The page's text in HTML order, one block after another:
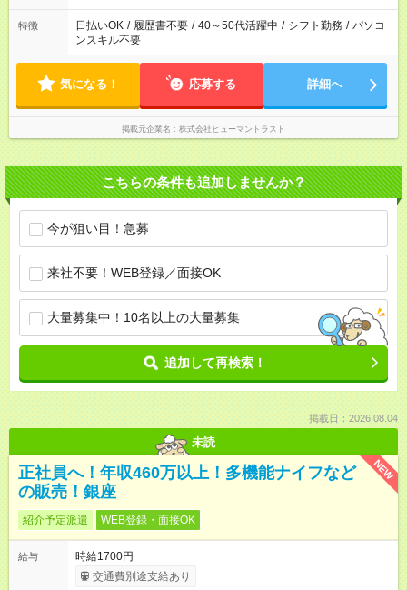
特徴 日払いOK / 履歴書不要 / 40～50代活躍中 / シフト勤務 / パソコ
ンスキル不要
気になる！ 応募する 詳細へ
掲載元企業名 株式会社ヒューマントラスト
こちらの条件も追加しませんか？
今が狙い目！急募
来社不要！WEB登録／面接OK
大量募集中！10名以上の大量募集
追加して再検索！
掲載日：2026.08.04
未読
NEW
正社員へ！年収460万以上！多機能ナイフなど
の販売！銀座
紹介予定派遣 WEB登録・面接OK
給与
時給1700円
交通費別途支給あり